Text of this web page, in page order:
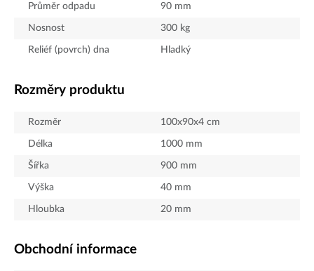
Průměr odpadu 90 mm
Nosnost 300 kg
Reliéf (povrch) dna Hladký
Rozměry produktu
Rozměr 100x90x4 cm
Délka 1000 mm
Šířka 900 mm
Výška 40 mm
Hloubka 20 mm
Obchodní informace